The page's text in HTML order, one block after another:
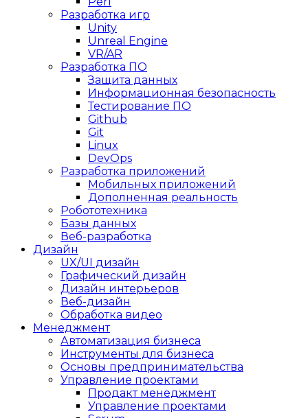
Разработка игр
Unity
Unreal Engine
VR/AR
Разработка ПО
Защита данных
Информационная безопасность
Тестирование ПО
Github
Git
Linux
DevOps
Разработка приложений
Мобильных приложений
Дополненная реальность
Робототехника
Базы данных
Веб-разработка
Дизайн
UX/UI дизайн
Графический дизайн
Дизайн интерьеров
Веб-дизайн
Обработка видео
Менеджмент
Автоматизация бизнеса
Инструменты для бизнеса
Основы предпринимательства
Управление проектами
Продакт менеджмент
Управление проектами